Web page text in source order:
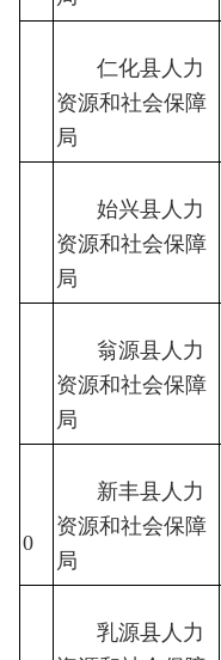
7
仁化县人力
资源和社会保障
局
8
始兴县人力
资源和社会保障
局
9
翁源县人力
资源和社会保障
局
0
新丰县人力
资源和社会保障
局
乳源县人力